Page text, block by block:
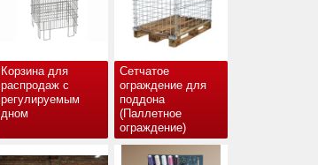
Корзина для
распродаж с
регулируемым
дном
Сетчатое
ограждение для
поддона
(Паллетное
ограждение)